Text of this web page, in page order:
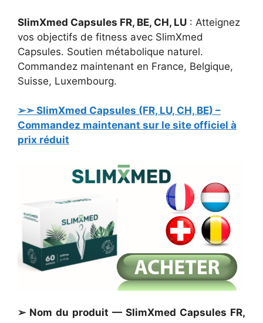
SlimXmed Capsules FR, BE, CH, LU : Atteignez
vos objectifs de fitness avec SlimXmed
Capsules. Soutien métabolique naturel.
Commandez maintenant en France, Belgique,
Suisse, Luxembourg.
➢➣SlimXmed Capsules (FR, LU, CH, BE) –
Commandez maintenant sur le site officiel à
prix réduit
➢ Nom du produit — SlimXmed Capsules FR,